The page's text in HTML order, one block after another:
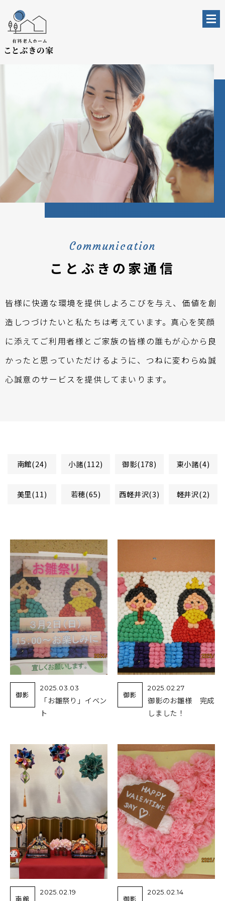
Communication
ことぶきの家通信
皆様に快適な環境を提供しよろこびを与え、価値を創
造しつづけたいと私たちは考えています。真心を笑顔
に添えてご利用者様とご家族の皆様の誰もが心から良
かったと思っていただけるように、つねに変わらぬ誠
心誠意のサービスを提供してまいります。
南館(24) 小諸(112) 御影(178) 東小諸(4)
美里(11) 若穂(65) 西軽井沢(3) 軽井沢(2)
御影
2025.03.03
「お雛祭り」イベン
ト
御影
2025.02.27
御影のお雛様 完成
しました！
南館
2025.02.19
御影
2025.02.14